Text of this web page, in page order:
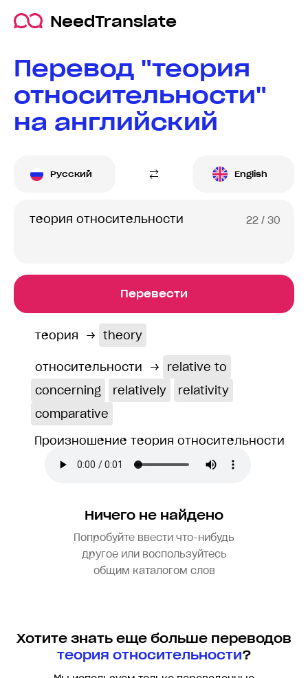
NeedTranslate
Перевод "теория
относительности"
на английский
Русский English
22 / 30
Перевести
теория → theory
относительности →
relative to
concerning
relatively
relativity
comparative
Произношение теория относительности
Ничего не найдено
Попробуйте ввести что-нибудь
другое или воспользуйтесь
общим каталогом слов
Хотите знать еще больше переводов
теория относительности?